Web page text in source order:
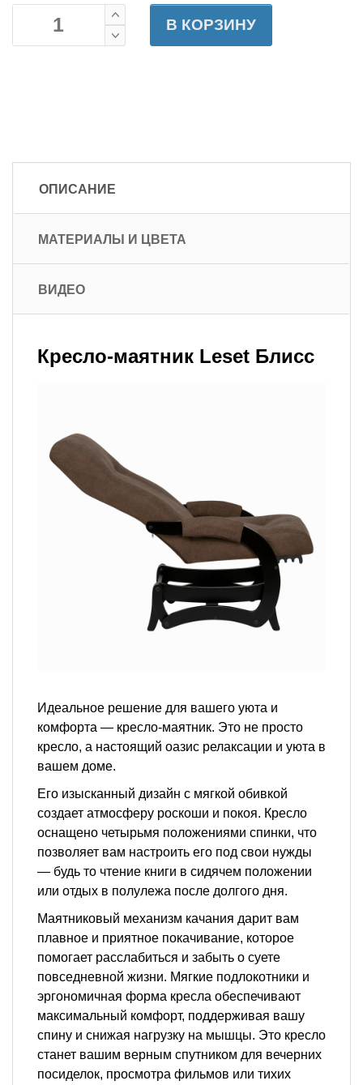
В КОРЗИНУ
ОПИСАНИЕ
МАТЕРИАЛЫ И ЦВЕТА
ВИДЕО
Кресло-маятник Leset Блисс
Идеальное решение для вашего уюта и
комфорта — кресло-маятник. Это не просто
кресло, а настоящий оазис релаксации и уюта в
вашем доме.
Его изысканный дизайн с мягкой обивкой
создает атмосферу роскоши и покоя. Кресло
оснащено четырьмя положениями спинки, что
позволяет вам настроить его под свои нужды
— будь то чтение книги в сидячем положении
или отдых в полулежа после долгого дня.
Маятниковый механизм качания дарит вам
плавное и приятное покачивание, которое
помогает расслабиться и забыть о суете
повседневной жизни. Мягкие подлокотники и
эргономичная форма кресла обеспечивают
максимальный комфорт, поддерживая вашу
спину и снижая нагрузку на мышцы. Это кресло
станет вашим верным спутником для вечерних
посиделок, просмотра фильмов или тихих